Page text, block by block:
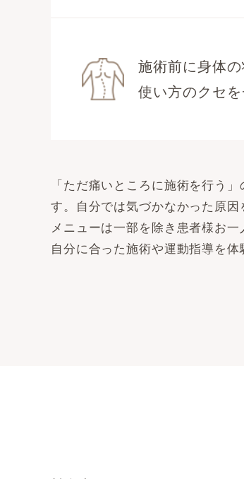
施術前に身体の
使い方のクセを
「ただ痛いところに施術を行う
す。自分では気づかなかった原
メニューは一部を除き患者様お
自分に合った施術や運動指導を体